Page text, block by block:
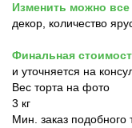
Изменить можно
декор, количество
Финальная
и уточняется на
Вес торта на фото
3 кг
Мин. заказ подобного